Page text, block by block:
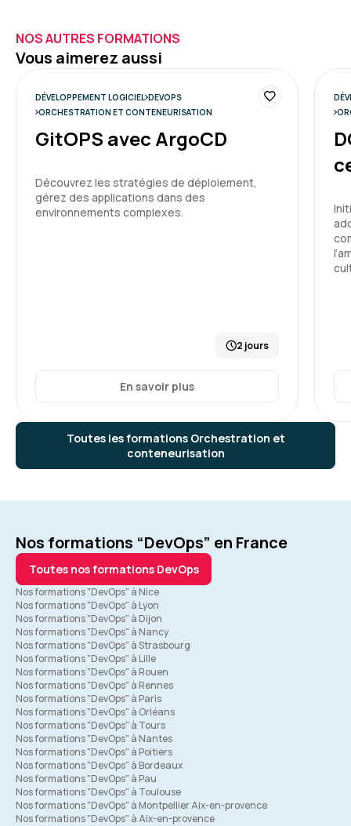
NOS AUTRES FORMATIONS
Vous aimerez aussi
Toutes les formations Orchestration et
conteneurisation
DÉVELOPPEMENT LOGICIEL DEVOPS
ORCHESTRATION ET CONTENEURISATION
GitOPS avec ArgoCD
Découvrez les stratégies de déploiement,
gérez des applications dans des
environnements complexes.
2 jours
En savoir plus
Nos formations “DevOps” en France
Toutes nos formations DevOps
Nos formations "DevOps" à Nice
Nos formations "DevOps" à Lyon
Nos formations "DevOps" à Dijon
Nos formations "DevOps" à Nancy
Nos formations "DevOps" à Strasbourg
Nos formations "DevOps" à Lille
Nos formations "DevOps" à Rouen
Nos formations "DevOps" à Rennes
Nos formations "DevOps" à Paris
Nos formations "DevOps" à Orléans
Nos formations "DevOps" à Tours
Nos formations "DevOps" à Nantes
Nos formations "DevOps" à Poitiers
Nos formations "DevOps" à Bordeaux
Nos formations "DevOps" à Pau
Nos formations "DevOps" à Toulouse
Nos formations "DevOps" à Montpellier Aix-en-provence
Nos formations "DevOps" à Aix-en-provence